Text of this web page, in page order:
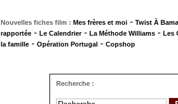
Nouvelles fiches film : Mes frères et moi - Twist À
rapportée - Le Calendrier- La Méthode Williams - Les
la famille - Opération Portugal - Copshop
Recherche :